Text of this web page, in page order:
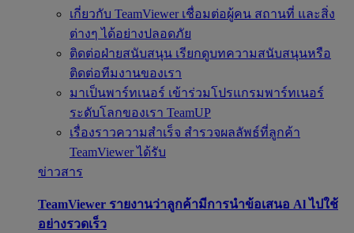
เกี่ยวกับ TeamViewer เชื่อมต่อผู้คน สถานที่ และสิ่ง
ต่างๆ ได้อย่างปลอดภัย
ติดต่อฝ่ายสนับสนุน เรียกดูบทความสนับสนุนหรือ
ติดต่อทีมงานของเรา
มาเป็นพาร์ทเนอร์ เข้าร่วมโปรแกรมพาร์ทเนอร์
ระดับโลกของเรา TeamUP
เรื่องราวความสำเร็จ สำรวจผลลัพธ์ที่ลูกค้า
TeamViewer ได้รับ
ข่าวสาร
TeamViewer รายงานว่าลูกค้ามีการนำข้อเสนอ Al ไปใช้
อย่างรวดเร็ว